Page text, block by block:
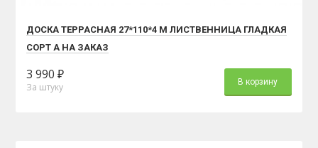
ДОСКА ТЕРРАСНАЯ 27*110*4 М ЛИСТВЕННИЦА ГЛАДКАЯ
СОРТ А НА ЗАКАЗ
3 990 ₽
За штуку В корзину